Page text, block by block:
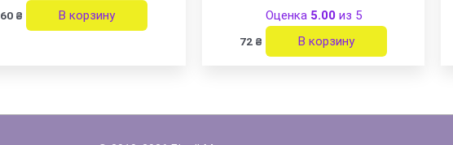
60 ₴ В корзину
Оценка 5.00из 5
72 ₴ В корзину